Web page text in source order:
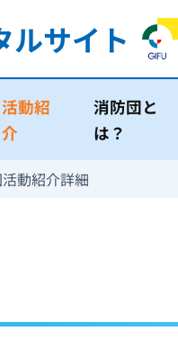
ルサイト
活動紹
介
消防団と
は？
動紹介詳細